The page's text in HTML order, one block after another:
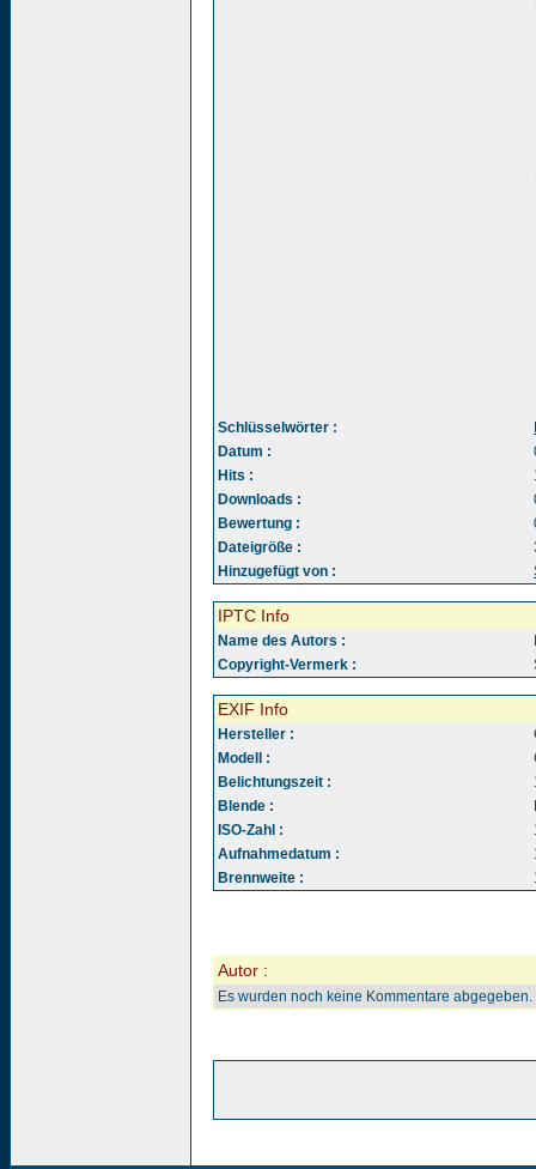
Schlüsselwörter :
Datum :
Hits :
Downloads :
Bewertung :
Dateigröße :
Hinzugefügt von :
IPTC Info
Name des Autors :
Copyright-Vermerk :
EXIF Info
Hersteller :
Modell :
Belichtungszeit :
Blende :
ISO-Zahl :
Aufnahmedatum :
Brennweite :
Autor :
Es wurden noch keine Kommentare abgegeben.